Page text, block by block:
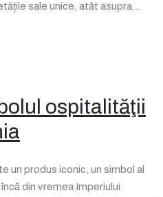
sale unice, atât asupra…
ospitalităţii
un produs iconic, un simbol al
din vremea Imperiului